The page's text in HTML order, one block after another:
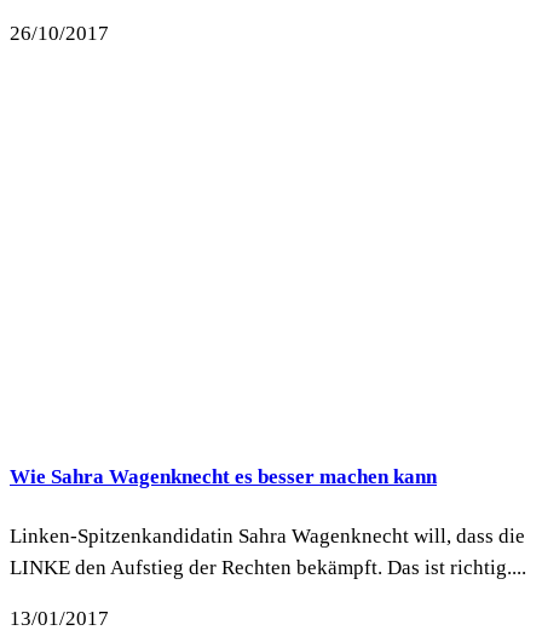
26/10/2017
Wie Sahra Wagenknecht es besser machen kann
Linken-Spitzenkandidatin Sahra Wagenknecht will, dass die
LINKE den Aufstieg der Rechten bekämpft. Das ist richtig....
13/01/2017